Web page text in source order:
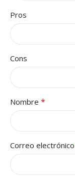
Pros
Cons
Nombre *
Correo electrónico